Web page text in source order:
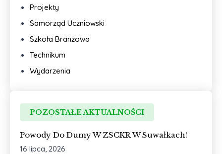
Projekty
Samorząd Uczniowski
Szkoła Branżowa
Technikum
Wydarzenia
POZOSTAŁE AKTUALNOŚCI
Powody Do Dumy W ZSCKR W Suwałkach!
16 lipca, 2026